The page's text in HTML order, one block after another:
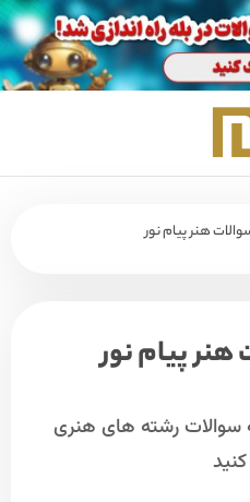
هنر پیام نور
هنر پیام نور
سوالات رشته های هنری
کنید